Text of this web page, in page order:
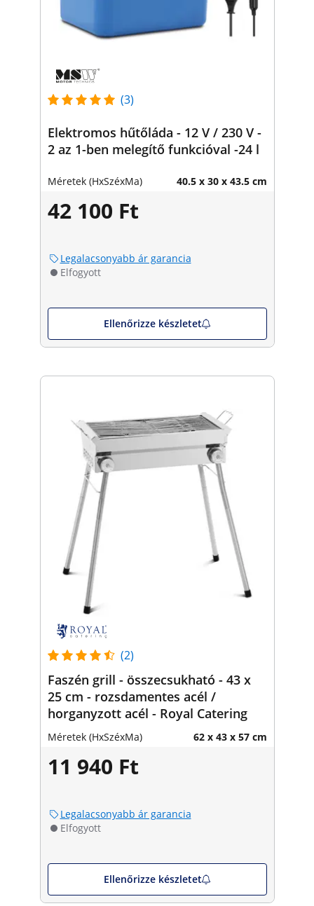
(3)
Elektromos hűtőláda - 12 V / 230 V -
2 az 1-ben melegítő funkcióval -24 l
Méretek (HxSzéxMa) 40.5 x 30 x 43.5 cm
42 100 Ft
Legalacsonyabb ár garancia
Elfogyott
Ellenőrizze készletet
(2)
Faszén grill - összecsukható - 43 x
25 cm - rozsdamentes acél /
horganyzott acél - Royal Catering
Méretek (HxSzéxMa) 62 x 43 x 57 cm
11 940 Ft
Legalacsonyabb ár garancia
Elfogyott
Ellenőrizze készletet